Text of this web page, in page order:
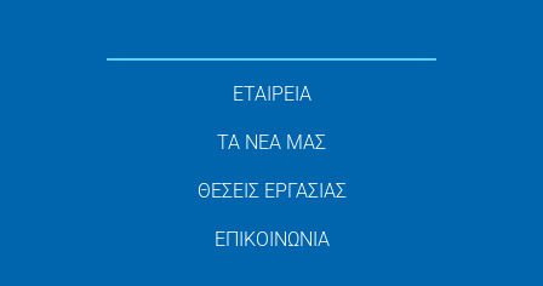
ΕΤΑΙΡΕΙΑ
ΤΑ ΝΕΑ ΜΑΣ
ΘΕΣΕΙΣ ΕΡΓΑΣΙΑΣ
ΕΠΙΚΟΙΝΩΝΙΑ